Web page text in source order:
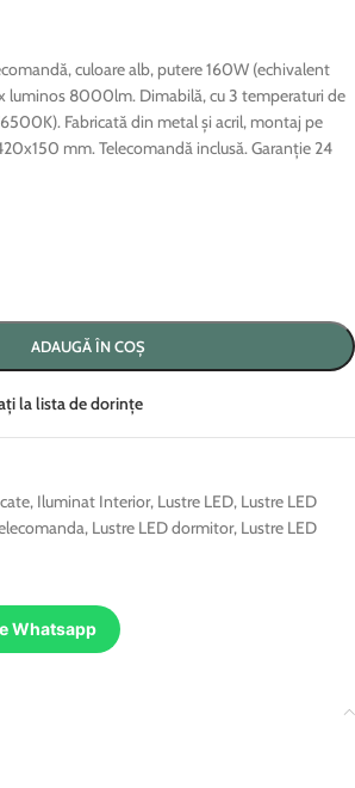
culoare alb, putere 160W (echivalent
luminos 8000lm. Dimabilă, cu 3 temperaturi de
Fabricată din metal și acril, montaj pe
mm. Telecomandă inclusă. Garanție 24
ADAUGĂ ÎN COȘ
la lista de dorințe
, Iluminat Interior, Lustre LED, Lustre LED
, Lustre LED dormitor, Lustre LED
Whatsapp